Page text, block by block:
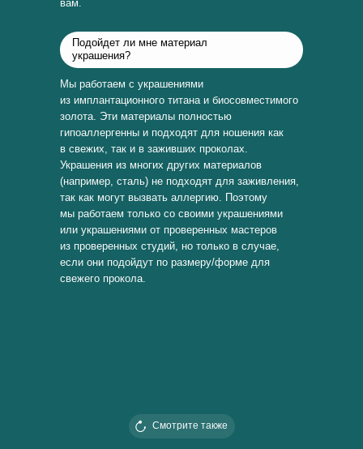
вам.
Подойдет ли мне материал
украшения?
Мы работаем с украшениями
из имплантационного титана и биосовместимого
золота. Эти материалы полностью
гипоаллергенны и подходят для ношения как
в свежих, так и в заживших проколах.
Украшения из многих других материалов
(например, сталь) не подходят для заживления,
так как могут вызвать аллергию. Поэтому
мы работаем только со своими украшениями
или украшениями от проверенных мастеров
из проверенных студий, но только в случае,
если они подойдут по размеру/форме для
свежего прокола.
Смотрите также